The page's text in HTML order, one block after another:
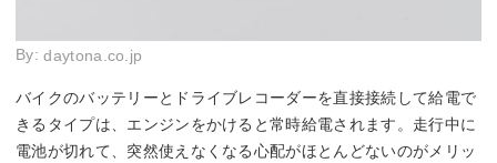
By:daytona.co.jp
バイクのバッテリーとドライブレコーダーを直接接続して給電で
きるタイプは、エンジンをかけると常時給電されます。走行中に
電池が切れて、突然使えなくなる心配がほとんどないのがメリッ